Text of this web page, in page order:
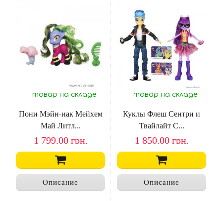
товар на складе
Пони Мэйн-иак Мейхем
Май Литл...
1 799.00 грн.
Описание
товар на складе
Куклы Флеш Сентри и
Твайлайт С...
1 850.00 грн.
Описание